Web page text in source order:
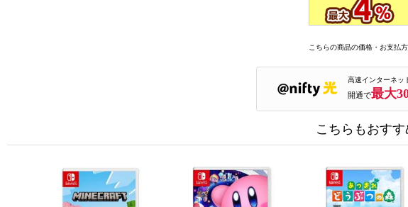
こちらの商品の価格・お支払
高速インターネッ
開通で最大
こちらもおすす